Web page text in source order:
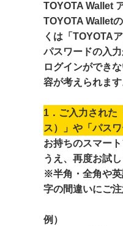
TOYOTA Wallet
TOYOTA Wallet
くは「TOYOTA
パスワードの入力
ログインができ
容が考えられます
1．ご入力された
ス）」や「パス
お持ちのスマー
うえ、再度お試し
※半角・全角や
字の間違いにご注
例）